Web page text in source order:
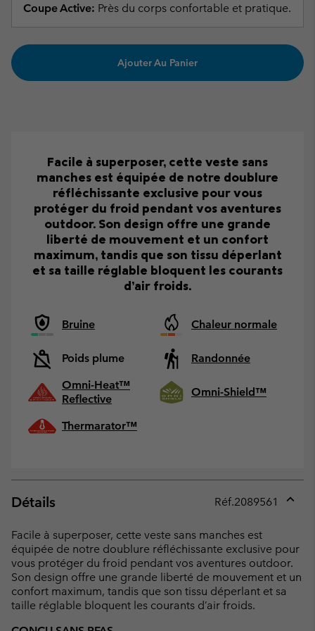
Coupe Active: Près du corps confortable et pratique.
Ajouter Au Panier
Facile à superposer, cette veste sans
manches est équipée de notre doublure
réfléchissante exclusive pour vous
protéger du froid pendant vos aventures
outdoor. Son design offre une grande
liberté de mouvement et un confort
maximum, tandis que son tissu déperlant
et sa taille réglable bloquent les courants
d’air froids.
Bruine Chaleur normale
Poids plume
Randonnée
Omni-Heat™
Reflective
Omni-Shield™
Thermarator™
Détails Réf.2089561
Facile à superposer, cette veste sans manches est
équipée de notre doublure réfléchissante exclusive pour
vous protéger du froid pendant vos aventures outdoor.
Son design offre une grande liberté de mouvement et un
confort maximum, tandis que son tissu déperlant et sa
taille réglable bloquent les courants d’air froids.